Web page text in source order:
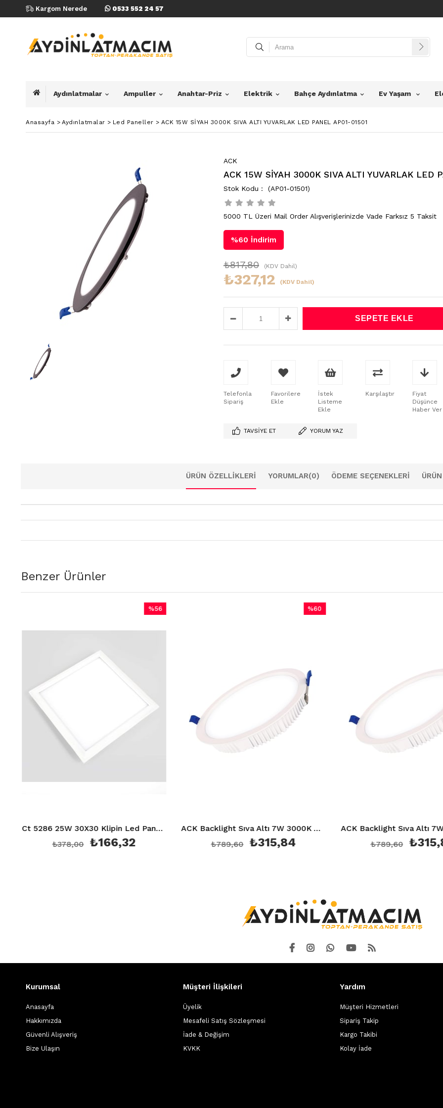
Kargom Nerede 0533 552 24 57
Aydınlatmalar Ampuller Anahtar-Priz Elektrik Bahçe Aydınlatma Ev Yaşam
Anasayfa > Aydınlatmalar > Led Paneller > ACK 15W SİYAH 3000K SIVA ALTI YUVARLAK LED PANEL AP01-01501
ACK
ACK 15W SİYAH 3000K SIVA ALTI YUVARLAK LED
(AP01-01501)
5000 TL Üzeri Mail Order Alışverişlerinizde Vade Farksız 5 Taksit
%60 İndirim
₺817,80 (KDV Dahil)
₺327,12 (KDV Dahil)
Telefonla
Sipariş
Favorilere
Ekle
İstek
Listeme
Ekle
Karşılaştır
Fiyat
Düşünce
Haber Ver
TAVSIYE ET YORUM YAZ
ÜRÜN ÖZELLIKLERI YORUMLAR(0) ÖDEME SEÇENEKLERI
Benzer Ürünler
Ct 5286 25W 30X30 Klipin Led Panel Sıva Altı (Beyaz) 6400K
₺166,32
ACK Backlight Sıva Altı 7W 3000K AD05-00700
₺315,84
ACK
₺315,84
₺789,60
Kurumsal
Anasayfa
Hakkımızda
Güvenli Alışveriş
Bize Ulaşın
Müşteri İlişkileri
Üyelik
Mesafeli Satış Sözleşmesi
İade & Değişim
KVKK
Yardım
Müşteri Hizmetleri
Sipariş Takip
Kargo Takibi
Kolay İade